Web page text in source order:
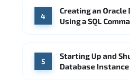
4
Creating an Oracle
Using a SQL
5
Starting Up and
Database Instance